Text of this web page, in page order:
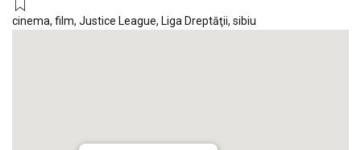
cinema, film, Justice League, Liga Dreptăţii, sibiu